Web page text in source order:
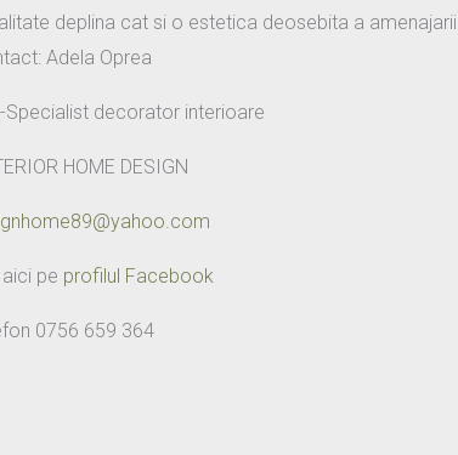
deplina cat si o estetica deosebita a amenajarii.
Adela Oprea
decorator interioare
HOME DESIGN
pe profilul Facebook
0756 659 364